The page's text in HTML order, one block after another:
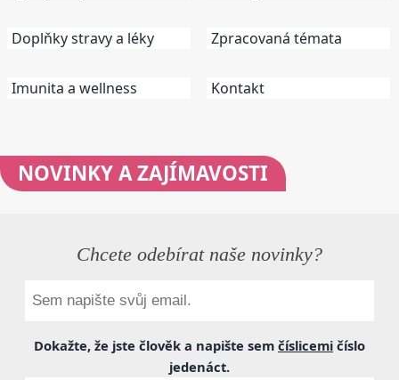
Doplňky stravy a léky
Imunita a wellness
Zpracovaná témata
Kontakt
NOVINKYA ZAJÍMAVOSTI
Chcete odebírat naše novinky?
Dokažte, že jste člověk a napište sem číslicemi číslo
jedenáct.